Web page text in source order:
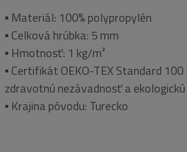
▪ Materiál: 100% polypropylén
▪ Celková hrúbka: 5 mm
▪ Hmotnosť: 1 kg/m²
▪ Certifikát OEKO-TEX Standard
zdravotnú nezávadnosť a
▪ Krajina pôvodu: Turecko